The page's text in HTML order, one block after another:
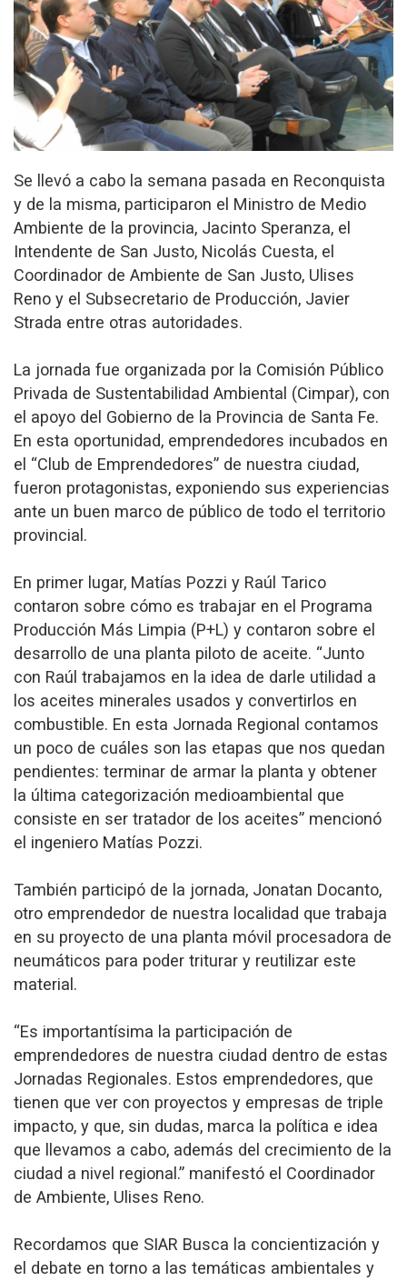
Se llevó a cabo la semana pasada en Reconquista
y de la misma, participaron el Ministro de Medio
Ambiente de la provincia, Jacinto Speranza, el
Intendente de San Justo, Nicolás Cuesta, el
Coordinador de Ambiente de San Justo, Ulises
Reno y el Subsecretario de Producción, Javier
Strada entre otras autoridades.
La jornada fue organizada por la Comisión Público
Privada de Sustentabilidad Ambiental (Cimpar), con
el apoyo del Gobierno de la Provincia de Santa Fe.
En esta oportunidad, emprendedores incubados en
el “Club de Emprendedores” de nuestra ciudad,
fueron protagonistas, exponiendo sus experiencias
ante un buen marco de público de todo el territorio
provincial.
En primer lugar, Matías Pozzi y Raúl Tarico
contaron sobre cómo es trabajar en el Programa
Producción Más Limpia (P+L) y contaron sobre el
desarrollo de una planta piloto de aceite. “Junto
con Raúl trabajamos en la idea de darle utilidad a
los aceites minerales usados y convertirlos en
combustible. En esta Jornada Regional contamos
un poco de cuáles son las etapas que nos quedan
pendientes: terminar de armar la planta y obtener
la última categorización medioambiental que
consiste en ser tratador de los aceites” mencionó
el ingeniero Matías Pozzi.
También participó de la jornada, Jonatan Docanto,
otro emprendedor de nuestra localidad que trabaja
en su proyecto de una planta móvil procesadora de
neumáticos para poder triturar y reutilizar este
material.
“Es importantísima la participación de
emprendedores de nuestra ciudad dentro de estas
Jornadas Regionales. Estos emprendedores, que
tienen que ver con proyectos y empresas de triple
impacto, y que, sin dudas, marca la política e idea
que llevamos a cabo, además del crecimiento de la
ciudad a nivel regional.” manifestó el Coordinador
de Ambiente, Ulises Reno.
Recordamos que SIAR Busca la concientización y
el debate en torno a las temáticas ambientales y